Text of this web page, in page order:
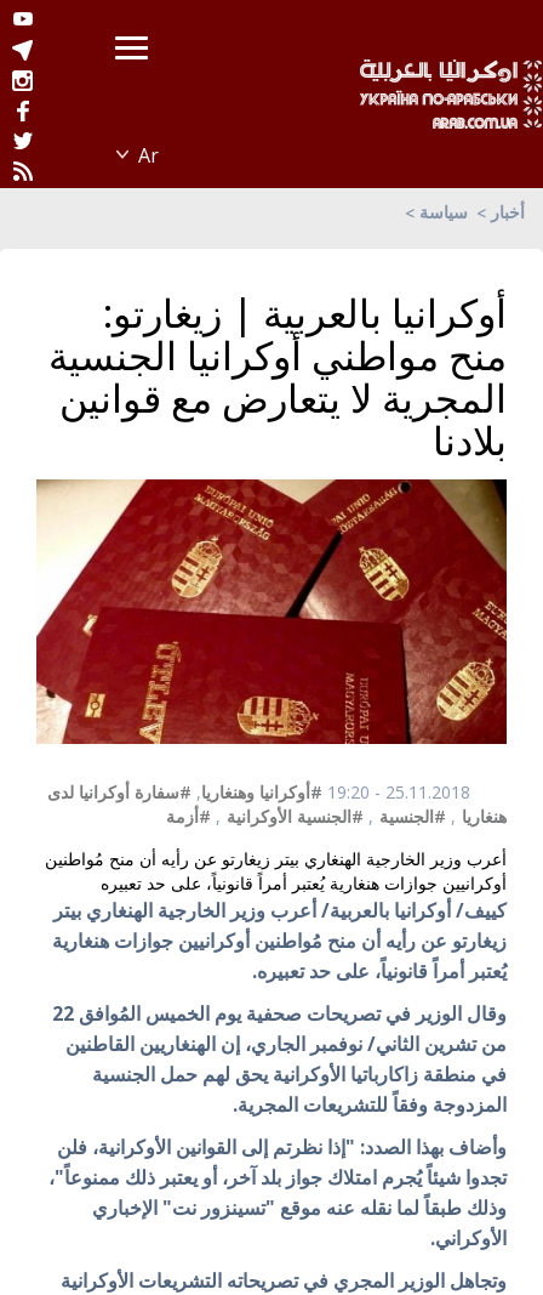
أخبار سياسة
أوكرانيا بالعربية | زيغارتو:
منح مواطني أوكرانيا الجنسية
المجرية لا يتعارض مع قوانين
بلادنا
25.11.2018 - 19:20 #أوكرانيا وهنغاريا, #سفارة أوكرانيا لدى
هنغاريا , #الجنسية , #الجنسية الأوكرانية , #أزمة
أعرب وزير الخارجية الهنغاري بيتر زيغارتو عن رأيه أن منح مُواطنين
أوكرانيين جوازات هنغارية يُعتبر أمراً قانونياً، على حد تعبيره
كييف/ أوكرانيا بالعربية/ أعرب وزير الخارجية الهنغاري بيتر
زيغارتو عن رأيه أن منح مُواطنين أوكرانيين جوازات هنغارية
يُعتبر أمراً قانونياً، على حد تعبيره.
وقال الوزير في تصريحات صحفية يوم الخميس المُوافق 22
من تشرين الثاني/ نوفمبر الجاري، إن الهنغاريين القاطنين
في منطقة زاكارباتيا الأوكرانية يحق لهم حمل الجنسية
المزدوجة وفقاً للتشريعات المجرية.
وأضاف بهذا الصدد: "إذا نظرتم إلى القوانين الأوكرانية، فلن
تجدوا شيئاً يُجرم امتلاك جواز بلد آخر، أو يعتبر ذلك ممنوعاً"،
وذلك طبقاً لما نقله عنه موقع "تسينزور نت" الإخباري
الأوكراني.
وتجاهل الوزير المجري في تصريحاته التشريعات الأوكرانية